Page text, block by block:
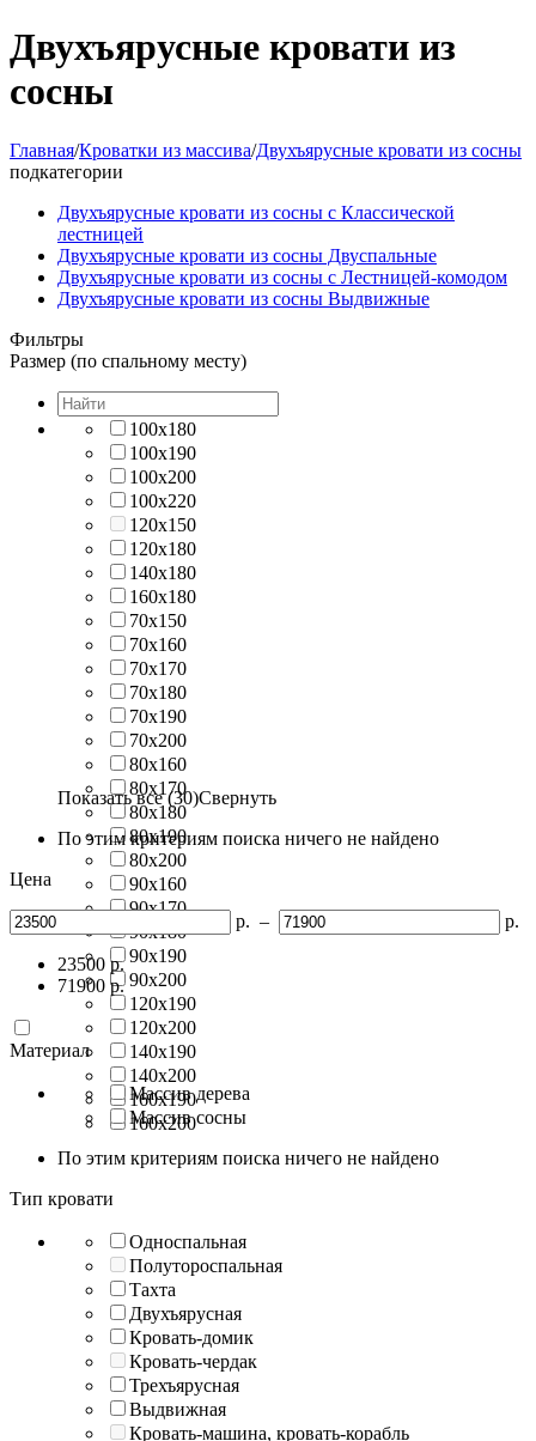
Двухъярусные кровати из
сосны
Главная/Кроватки из массива/Двухъярусные кровати из сосны
подкатегории
Двухъярусные кровати из сосны с Классической
лестницей
Двухъярусные кровати из сосны Двуспальные
Двухъярусные кровати из сосны с Лестницей-комодом
Двухъярусные кровати из сосны Выдвижные
Фильтры
Размер (по спальному месту)
100х180
100х190
100х200
100х220
120х150
120х180
140х180
160х180
70х150
70х160
70х170
70х180
70х190
70х200
80х160
80х170
80х180
80х190
80х200
90х160
90х170
90х180
90х190
90х200
120х190
120х200
140х190
140х200
160х190
160х200
Показать все (30)Свернуть
По этим критериям поиска ничего не найдено
Цена
р. – р.
23500 р.
71900 р.
Материал
Массив дерева
Массив сосны
По этим критериям поиска ничего не найдено
Тип кровати
Односпальная
Полутороспальная
Тахта
Двухъярусная
Кровать-домик
Кровать-чердак
Трехъярусная
Выдвижная
Кровать-машина, кровать-корабль